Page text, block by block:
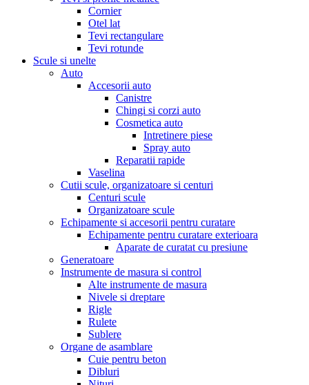
Cornier
Otel lat
Tevi rectangulare
Tevi rotunde
Scule si unelte
Auto
Accesorii auto
Canistre
Chingi si corzi auto
Cosmetica auto
Intretinere piese
Spray auto
Reparatii rapide
Vaselina
Cutii scule, organizatoare si centuri
Centuri scule
Organizatoare scule
Echipamente si accesorii pentru curatare
Echipamente pentru curatare exterioara
Aparate de curatat cu presiune
Generatoare
Instrumente de masura si control
Alte instrumente de masura
Nivele si dreptare
Rigle
Rulete
Sublere
Organe de asamblare
Cuie pentru beton
Dibluri